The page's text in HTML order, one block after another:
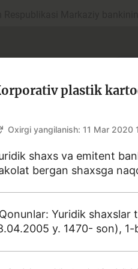
agentlari uchun
Ushbu lug‘atda
plastik
Oxirgi yangilanish: 11 Mar 2020
shaxs va emitent
bergan shaxsga
Qonunlar: Yuridik
y. 1470- son),